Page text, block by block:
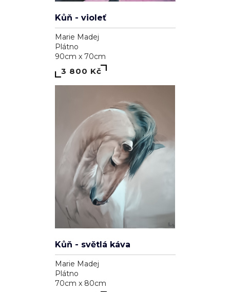
Kůň - violeť
Marie Madej
Plátno
90cm x 70cm
3 800 Kč
Kůň - světlá káva
Marie Madej
Plátno
70cm x 80cm